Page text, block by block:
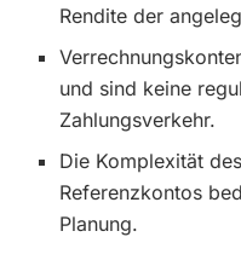
Rendite der
und sind keine
Zahlungsverkehr.
Die Komplexität
Referenzkontos
Planung.